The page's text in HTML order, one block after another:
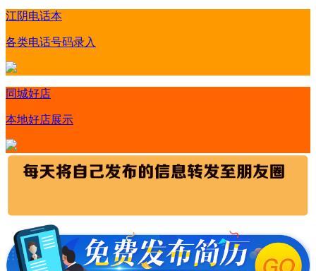
江阴电话本
各类电话号码录入
同城好店
本地好店展示